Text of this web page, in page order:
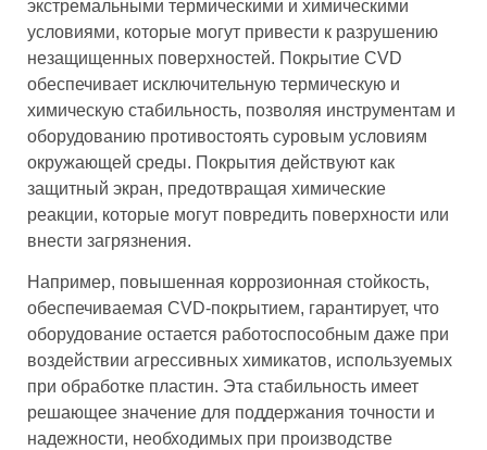
экстремальными термическими и химическими
условиями, которые могут привести к разрушению
незащищенных поверхностей. Покрытие CVD
обеспечивает исключительную термическую и
химическую стабильность, позволяя инструментам и
оборудованию противостоять суровым условиям
окружающей среды. Покрытия действуют как
защитный экран, предотвращая химические
реакции, которые могут повредить поверхности или
внести загрязнения.
Например, повышенная коррозионная стойкость,
обеспечиваемая CVD-покрытием, гарантирует, что
оборудование остается работоспособным даже при
воздействии агрессивных химикатов, используемых
при обработке пластин. Эта стабильность имеет
решающее значение для поддержания точности и
надежности, необходимых при производстве